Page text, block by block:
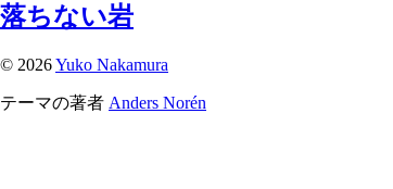
落ちない岩
© 2026Yuko Nakamura
テーマの著者 Anders Norén